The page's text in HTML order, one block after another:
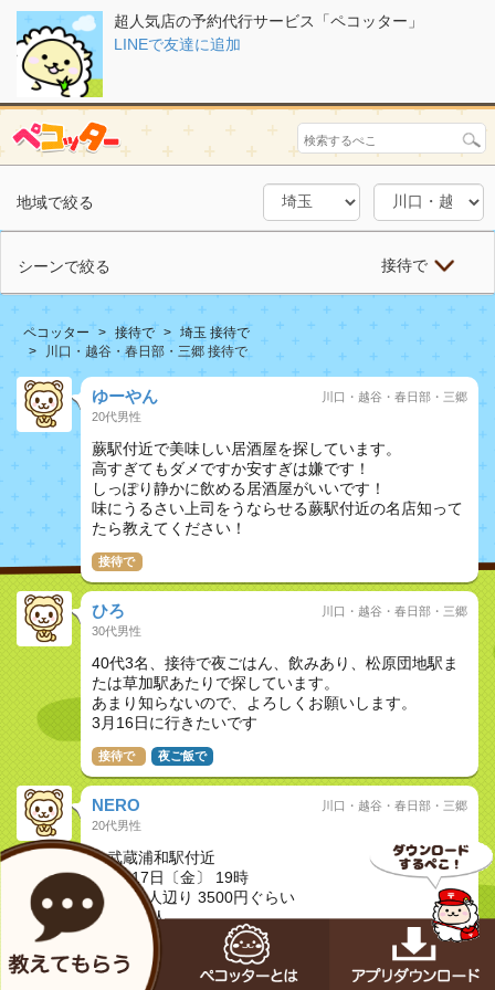
超人気店の予約代行サービス「ペコッター」
LINEで友達に追加
地域で絞る
シーンで絞る 接待で
ペコッター 接待で
埼玉 接待で
川口・越谷・春日部・三郷 接待で
ゆーやん
20代男性
川口・越谷・春日部・三郷
蕨駅付近で美味しい居酒屋を探しています。
高すぎてもダメですか安すぎは嫌です！
しっぽり静かに飲める居酒屋がいいです！
味にうるさい上司をうならせる蕨駅付近の名店知って
たら教えてください！
接待で
ひろ
30代男性
川口・越谷・春日部・三郷
40代3名、接待で夜ごはん、飲みあり、松原団地駅ま
たは草加駅あたりで探しています。
あまり知らないので、よろしくお願いします。
3月16日に行きたいです
接待で 夜ご飯で
NERO
20代男性
川口・越谷・春日部・三郷
・武蔵浦和駅付近
・3月17日〔金〕 19時
・予算1人辺り 3500円ぐらい
・人数 8人
ボニューム重視のコース料理で飲み放題付き
値段は出来るだけ安い方が助かります。